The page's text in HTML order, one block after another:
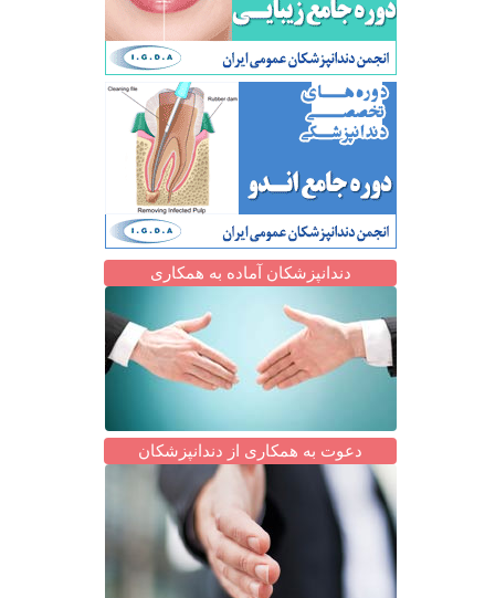
دندانپزشکان آماده به همکاری
دعوت به همکاری از دندانپزشکان